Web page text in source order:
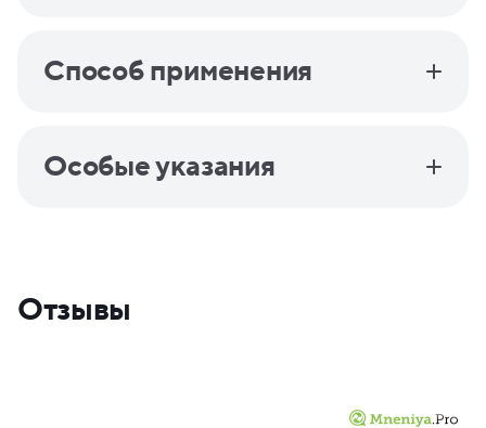
Способ применения
Особые указания
Отзывы